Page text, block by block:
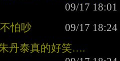
怕吵
丹泰真的好笑….